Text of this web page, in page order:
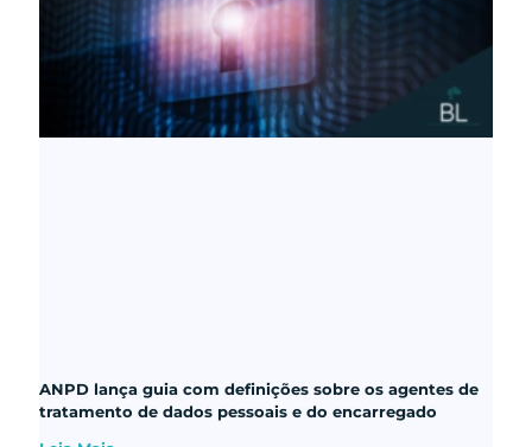
ANPD lança guia com definições sobre os agentes de
tratamento de dados pessoais e do encarregado